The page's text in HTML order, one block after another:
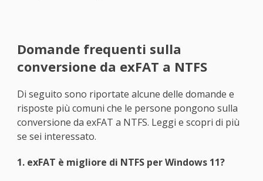
Domande frequenti sulla
conversione da exFAT a NTFS
Di seguito sono riportate alcune delle domande e
risposte più comuni che le persone pongono sulla
conversione da exFAT a NTFS. Leggi e scopri di più
se sei interessato.
1. exFAT è migliore di NTFS per Windows 11?